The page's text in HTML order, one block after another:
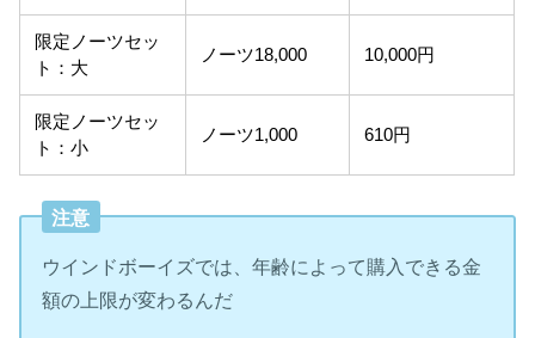
限定ノーツセッ
ト：大
ノーツ18,000 10,000円
限定ノーツセッ
ト：小
ノーツ1,000 610円
注意
ウインドボーイズでは、年齢によって購入できる金
額の上限が変わるんだ